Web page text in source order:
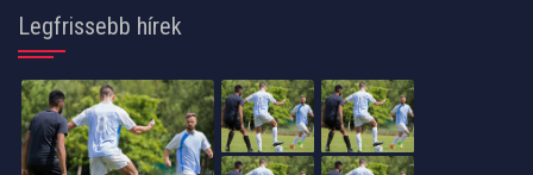
Legfrissebb hírek